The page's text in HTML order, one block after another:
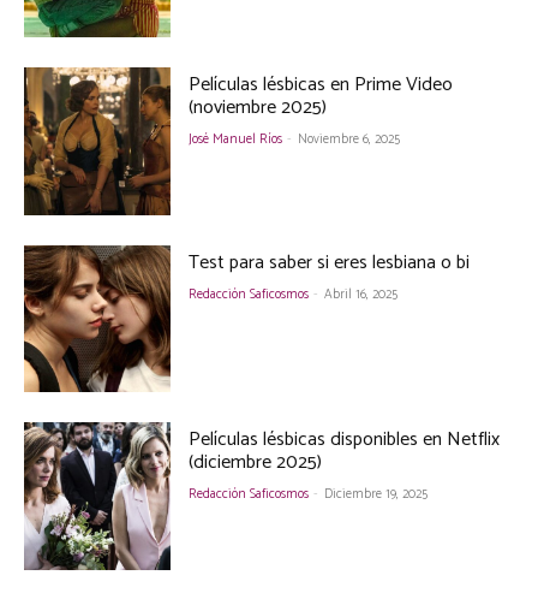
Películas lésbicas en Prime Video
(noviembre 2025)
José Manuel Ríos - Noviembre 6, 2025
Test para saber si eres lesbiana o bi
Redacción Saficosmos - Abril 16, 2025
Películas lésbicas disponibles en Netflix
(diciembre 2025)
Redacción Saficosmos - Diciembre 19, 2025